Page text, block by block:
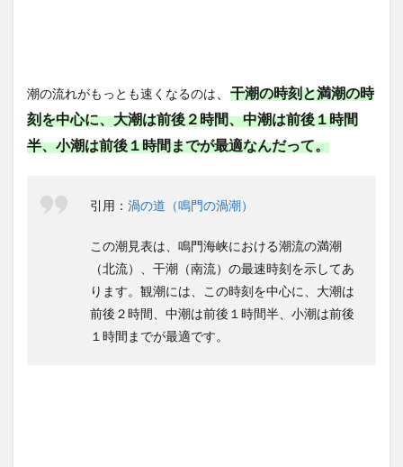
潮の流れがもっとも速くなるのは
干潮の時刻と満潮の時
刻を中心に、大潮は前後２時間、中潮は前後１時間
半、小潮は前後１時間までが最適なんだって。
引用： 渦の道（鳴門の渦潮）
この潮見表は、鳴門海峡における潮流の満潮
（北流）、干潮（南流）の最速時刻を示してあ
ります。観潮には、この時刻を中心に、大潮は
前後２時間、中潮は前後１時間半、小潮は前後
１時間までが最適です。